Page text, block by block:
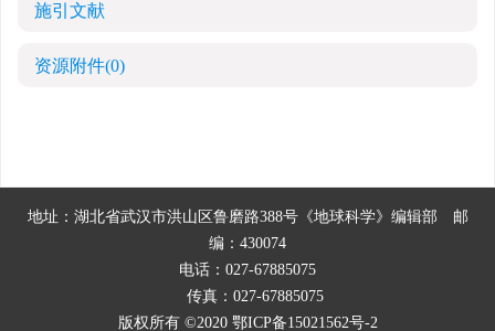
施引文献
资源附件(0)
地址：湖北省武汉市洪山区鲁磨路388号《地球科学》编辑部 邮
编：430074
电话：027-67885075
传真：027-67885075
版权所有 ©2020 鄂ICP备15021562号-2